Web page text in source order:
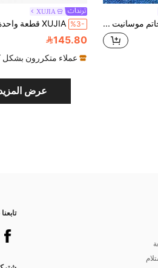
BLOVEMEE خاتم موسانيت قطرة ماء فاخر من الفضة الإسترليني عيار 925 قيراط 1 بقياس 5x8 مم، مناسب للارتداء اليومي، التنقل، الحفلات، العطلات، عيد الميلاد، عيد الحب، عيد الأم، ذكرى الزواج، هدية مجوهرات عيد الميلاد للسيدات
XUJIA
%3-
145.80
عملاء متكررون بشكل
عرض